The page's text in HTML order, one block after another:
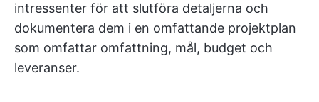
intressenter för att slutföra detaljerna och
dokumentera dem i en omfattande projektplan
som omfattar omfattning, mål, budget och
leveranser.